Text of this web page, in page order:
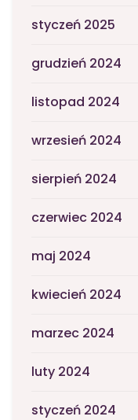
styczeń 2025
grudzień 2024
listopad 2024
wrzesień 2024
sierpień 2024
czerwiec 2024
maj 2024
kwiecień 2024
marzec 2024
luty 2024
styczeń 2024